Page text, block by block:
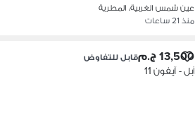
عين شمس الغربية، المطرية
منذ 21 ساعات
13,500 ج.م قابل للتفاوض
آبل - آيفون 11